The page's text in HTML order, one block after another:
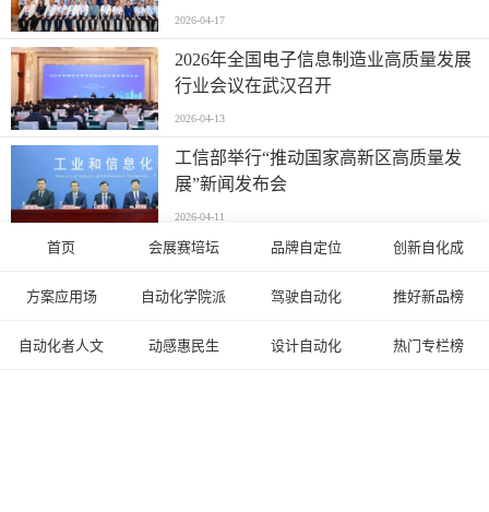
展
2026-04-17
2026年全国电子信息制造业高质量发展
行业会议在武汉召开
2026-04-13
工信部举行“推动国家高新区高质量发
展”新闻发布会
2026-04-11
率先打造智能经济新形态|深圳市加快推
动计划
全面布局未来产业 激活高质量发展新动
首页 会展赛培坛 品牌自定位 创新自化成
方案应用场 自动化学院派 驾驶自动化 推好新品榜
自动化者人文 动感惠民生 设计自动化 热门专栏榜